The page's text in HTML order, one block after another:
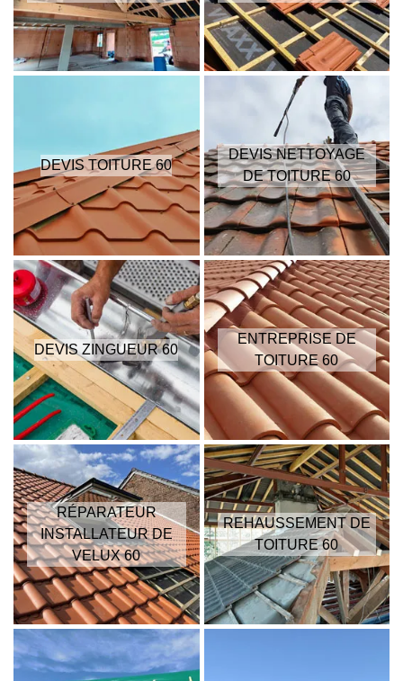
DEVIS TOITURE 60
DEVIS NETTOYAGE
DE TOITURE 60
DEVIS ZINGUEUR 60
ENTREPRISE DE
TOITURE 60
RÉPARATEUR
INSTALLATEUR DE
VELUX 60
REHAUSSEMENT DE
TOITURE 60